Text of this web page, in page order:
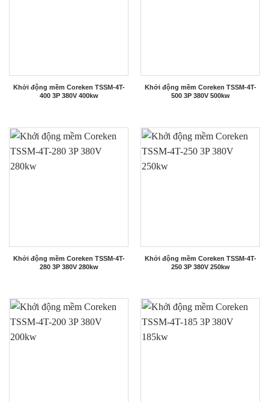
Khởi động mềm Coreken TSSM-4T-
400 3P 380V 400kw
Khởi động mềm Coreken TSSM-4T-
500 3P 380V 500kw
Khởi động mềm Coreken TSSM-4T-
280 3P 380V 280kw
Khởi động mềm Coreken TSSM-4T-
250 3P 380V 250kw